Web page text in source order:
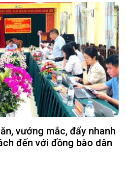
vướng mắc, đẩy nhanh
đến với đồng bào dân